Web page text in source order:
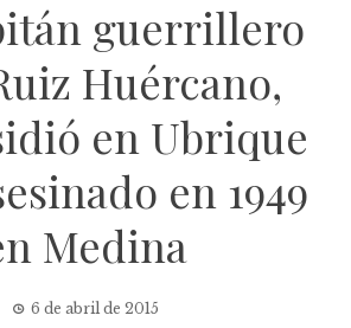
guerrillero
Huércano,
en Ubrique
en 1949
Medina
6 de abril de 2015